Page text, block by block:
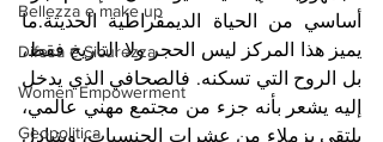
Bellezza e make up
Difesa e Sicurezza
Women Empowerment
Geopolitica
أساسي من الحياة الديمقراطية الحديثة.ما
يميز هذا المركز ليس الحجر ولا التاريخ فقط،
يلتقي بزملاء من عشرات الجنسيات، ويتبادل